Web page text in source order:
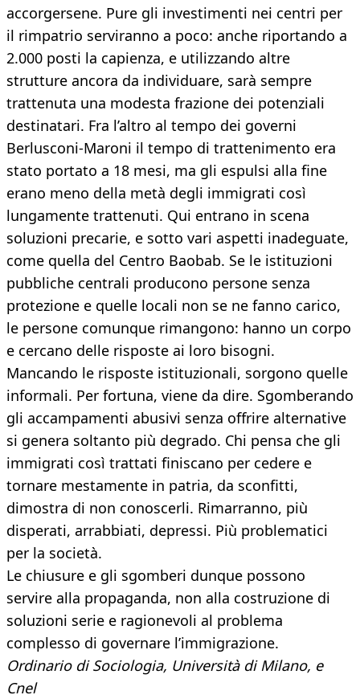
accorgersene. Pure gli investimenti nei centri per
il rimpatrio serviranno a poco: anche riportando a
2.000 posti la capienza, e utilizzando altre
strutture ancora da individuare, sarà sempre
trattenuta una modesta frazione dei potenziali
destinatari. Fra l’altro al tempo dei governi
Berlusconi-Maroni il tempo di trattenimento era
stato portato a 18 mesi, ma gli espulsi alla fine
erano meno della metà degli immigrati così
lungamente trattenuti. Qui entrano in scena
soluzioni precarie, e sotto vari aspetti inadeguate,
come quella del Centro Baobab. Se le istituzioni
pubbliche centrali producono persone senza
protezione e quelle locali non se ne fanno carico,
le persone comunque rimangono: hanno un corpo
e cercano delle risposte ai loro bisogni.
Mancando le risposte istituzionali, sorgono quelle
informali. Per fortuna, viene da dire. Sgomberando
gli accampamenti abusivi senza offrire alternative
si genera soltanto più degrado. Chi pensa che gli
immigrati così trattati finiscano per cedere e
tornare mestamente in patria, da sconfitti,
dimostra di non conoscerli. Rimarranno, più
disperati, arrabbiati, depressi. Più problematici
per la società.
Le chiusure e gli sgomberi dunque possono
servire alla propaganda, non alla costruzione di
soluzioni serie e ragionevoli al problema
complesso di governare l’immigrazione.
Ordinario di Sociologia, Università di Milano, e
Cnel